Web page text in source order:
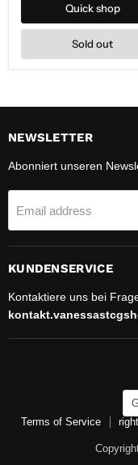
Quick shop
Sold out
NEWSLETTER
Abonniert unseren
Email address
KUNDENSERVICE
Kontaktiere uns bei
Terms of Service